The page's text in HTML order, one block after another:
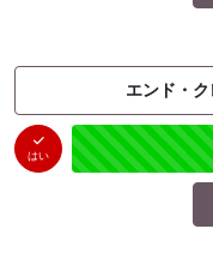
エンド・
はい
はい
（0件）
未投票